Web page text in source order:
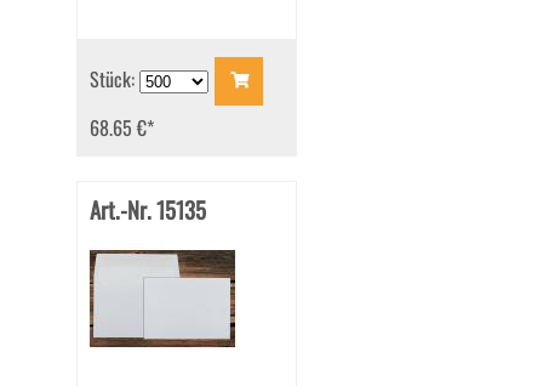
Stück:
68.65 €*
Art.-Nr. 15135